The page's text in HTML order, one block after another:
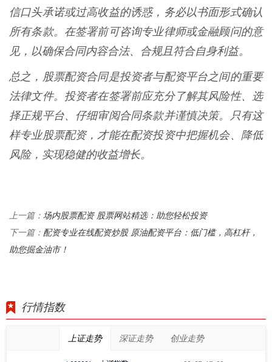
信口头承诺或过高收益的诱惑，务必以书面形式确认
所有条款。在签署前可咨询专业律师或金融顾问的意
见，以确保合同内容合法、合规且符合自身利益。
总之，股票配资合同是投资者与配资平台之间的重要
法律文件。投资者在签署前应充分了解其风险性、选
择正规平台、仔细审阅合同条款并谨慎决策。只有这
样专业股票配资，才能在配资投资中把握机会、降低
风险，实现稳健的收益增长。
上一篇： 场内股票配资 股票网站精选：助您轻松投资
下一篇： 配资专业在线配资炒股 原油配资平台：低门槛，高杠杆，
助您掘金油市！
行情指数
上证走势 深证走势 创业走势